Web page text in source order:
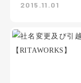
2015.11.01